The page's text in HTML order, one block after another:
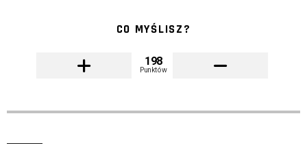
CO MYŚLISZ?
198
Punktów